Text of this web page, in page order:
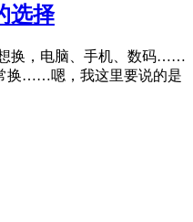
选择
换，电脑、手机、数码……
换……嗯，我这里要说的是